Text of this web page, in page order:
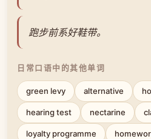
跑步前系好鞋带。
日常口语中的其他单词
green levy alternative
hearing test nectarine
loyalty programme